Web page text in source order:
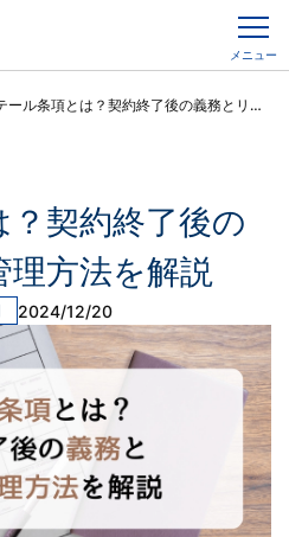
メニュー
ール条項とは？契約終了後の義務とリスク管理方法を解説
契約終了後の
方法を解説
2024/12/20